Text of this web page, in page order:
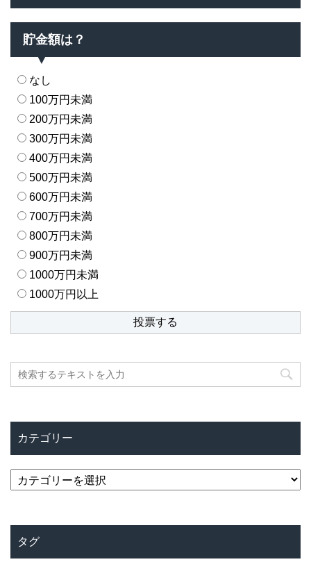
貯金額は？
なし
100万円未満
200万円未満
300万円未満
400万円未満
500万円未満
600万円未満
700万円未満
800万円未満
900万円未満
1000万円未満
1000万円以上
カテゴリー
カ
タグ